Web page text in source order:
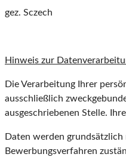
gez. Sczech
Hinweis zur
Die Verarbeitung Ihrer
ausschließlich
ausgeschriebenen Stelle. Ihre
Daten werden
Bewerbungsverfahren